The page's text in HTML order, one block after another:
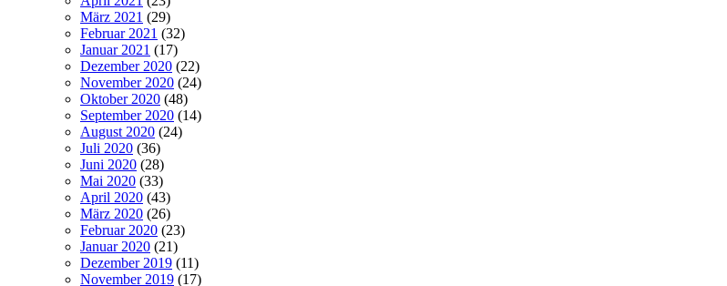
März 2021 (29)
Februar 2021 (32)
Januar 2021 (17)
Dezember 2020 (22)
November 2020 (24)
Oktober 2020 (48)
September 2020 (14)
August 2020 (24)
Juli 2020 (36)
Juni 2020 (28)
Mai 2020 (33)
April 2020 (43)
März 2020 (26)
Februar 2020 (23)
Januar 2020 (21)
Dezember 2019 (11)
November 2019 (17)